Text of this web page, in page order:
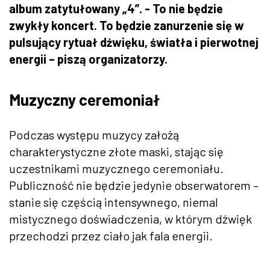
album zatytułowany „4”. - To nie będzie
zwykły koncert. To będzie zanurzenie się w
pulsujący rytuał dźwięku, światła i pierwotnej
energii – piszą organizatorzy.
Muzyczny ceremoniał
Podczas występu muzycy założą
charakterystyczne złote maski, stając się
uczestnikami muzycznego ceremoniału.
Publiczność nie będzie jedynie obserwatorem –
stanie się częścią intensywnego, niemal
mistycznego doświadczenia, w którym dźwięk
przechodzi przez ciało jak fala energii.